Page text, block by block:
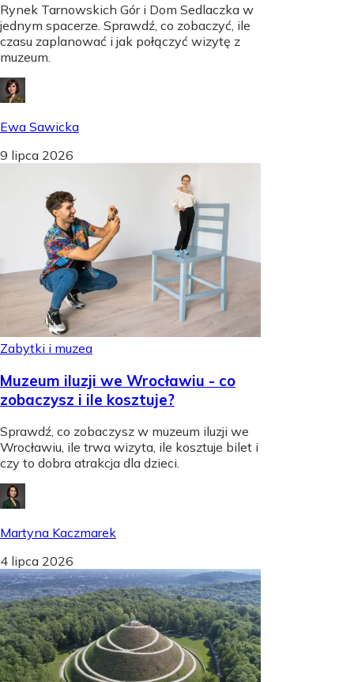
Rynek Tarnowskich Gór i Dom Sedlaczka w
jednym spacerze. Sprawdź, co zobaczyć, ile
czasu zaplanować i jak połączyć wizytę z
muzeum.
Ewa Sawicka
9 lipca 2026
Zabytki i muzea
Muzeum iluzji we Wrocławiu - co
zobaczysz i ile kosztuje?
Sprawdź, co zobaczysz w muzeum iluzji we
Wrocławiu, ile trwa wizyta, ile kosztuje bilet i
czy to dobra atrakcja dla dzieci.
Martyna Kaczmarek
4 lipca 2026